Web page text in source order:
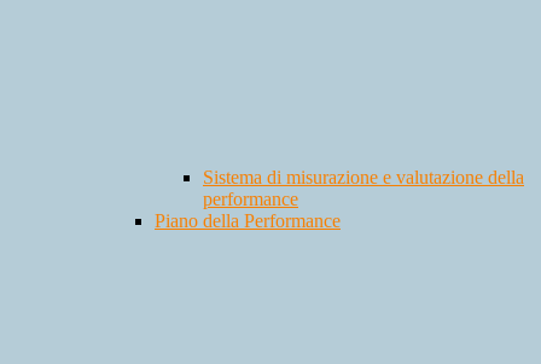
Sistema di misurazione e valutazione della
performance
Piano della Performance